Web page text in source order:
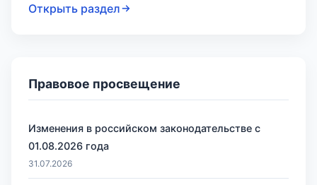
Открыть раздел
Правовое просвещение
Изменения в российском законодательстве с
01.08.2026 года
31.07.2026